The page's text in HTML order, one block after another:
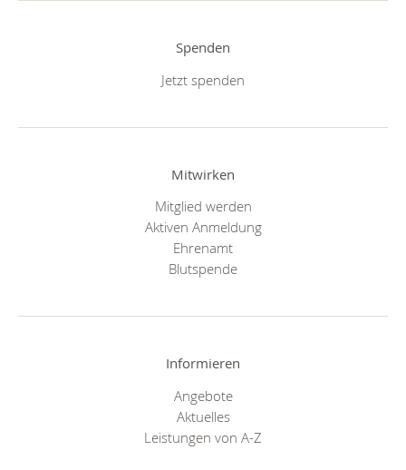
Spenden
Jetzt spenden
Mitwirken
Mitglied werden
Aktiven Anmeldung
Ehrenamt
Blutspende
Informieren
Angebote
Aktuelles
Leistungen von A-Z